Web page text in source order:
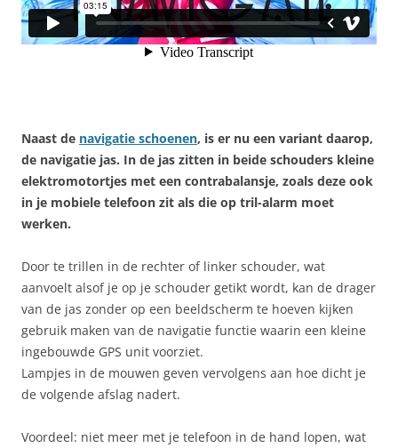
Naast de navigatie schoenen, is er nu een variant daarop,
de navigatie jas. In de jas zitten in beide schouders kleine
elektromotortjes met een contrabalansje, zoals deze ook
in je mobiele telefoon zit als die op tril-alarm moet
werken.
Door te trillen in de rechter of linker schouder, wat
aanvoelt alsof je op je schouder getikt wordt, kan de drager
van de jas zonder op een beeldscherm te hoeven kijken
gebruik maken van de navigatie functie waarin een kleine
ingebouwde GPS unit voorziet.
Lampjes in de mouwen geven vervolgens aan hoe dicht je
de volgende afslag nadert.
Voordeel: niet meer met je telefoon in de hand lopen, wat